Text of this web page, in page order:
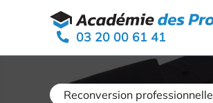
03 20 00 61 41
Reconversion professionnelle
Panneau de gestion des cookies